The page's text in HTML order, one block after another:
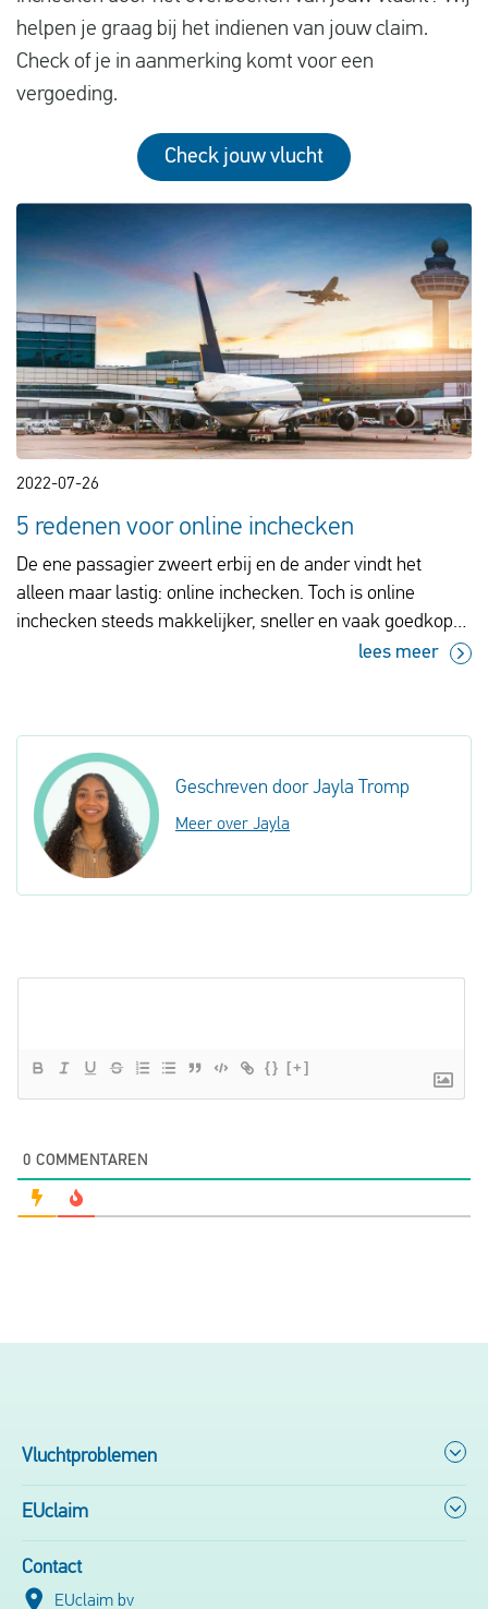
helpen je graag bij het indienen van jouw claim.
Check of je in aanmerking komt voor een
vergoeding.
Check jouw vlucht
2022-07-26
5 redenen voor online inchecken
De ene passagier zweert erbij en de ander vindt het
alleen maar lastig: online inchecken. Toch is online
inchecken steeds makkelijker, sneller en vaak goedkoper
dan inchecken op de luchthaven. Waarom onlinelees meer
Geschreven door Jayla Tromp
Meer over Jayla
{} [+]
0 COMMENTAREN
Vluchtproblemen
EUclaim
Contact
EUclaim bv